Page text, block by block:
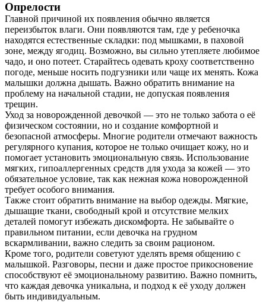
Опрелости
Главной причиной их появления обычно является
переизбыток влаги. Они появляются там, где у ребеночка
находятся естественные складки: под мышками, в паховой
зоне, между ягодиц. Возможно, вы сильно утепляете любимое
чадо, и оно потеет. Старайтесь одевать кроху соответственно
погоде, меньше носить подгузники или чаще их менять. Кожа
малышки должна дышать. Важно обратить внимание на
проблему на начальной стадии, не допуская появления
трещин.
Уход за новорожденной девочкой — это не только забота о её
физическом состоянии, но и создание комфортной и
безопасной атмосферы. Многие родители отмечают важность
регулярного купания, которое не только очищает кожу, но и
помогает установить эмоциональную связь. Использование
мягких, гипоаллергенных средств для ухода за кожей — это
обязательное условие, так как нежная кожа новорожденной
требует особого внимания.
Также стоит обратить внимание на выбор одежды. Мягкие,
дышащие ткани, свободный крой и отсутствие мелких
деталей помогут избежать дискомфорта. Не забывайте о
правильном питании, если девочка на грудном
вскармливании, важно следить за своим рационом.
Кроме того, родители советуют уделять время общению с
малышкой. Разговоры, песни и даже простое прикосновение
способствуют её эмоциональному развитию. Важно помнить,
что каждая девочка уникальна, и подход к её уходу должен
быть индивидуальным.